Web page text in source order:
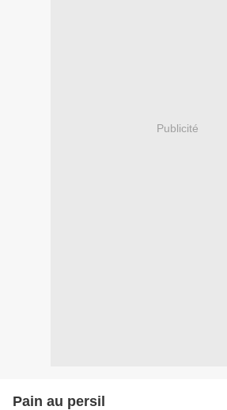
Publicité
Pain au persil